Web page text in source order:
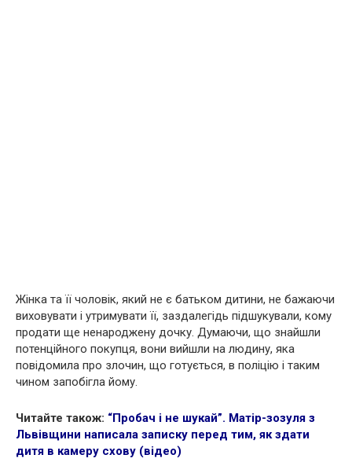
Жінка та її чоловік, який не є батьком дитини, не бажаючи
виховувати і утримувати її, заздалегідь підшукували, кому
продати ще ненароджену дочку. Думаючи, що знайшли
потенційного покупця, вони вийшли на людину, яка
повідомила про злoчин, що готується, в поліцію і таким
чином запобігла йому.
Читайте також: “Пробач і не шукай”. Матір-зозуля з
Львівщини написала записку перед тим, як здати
дитя в камеру схову (відео)